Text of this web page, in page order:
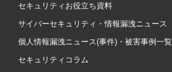
セキュリティお役立ち資料
サイバーセキュリティ・情報漏洩ニュース
個人情報漏洩ニュース(事件)・被害事例一覧
セキュリティコラム